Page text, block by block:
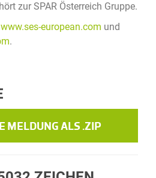
zur SPAR Österreich Gruppe.
www.ses-european.com und
.
MELDUNG ALS .ZIP